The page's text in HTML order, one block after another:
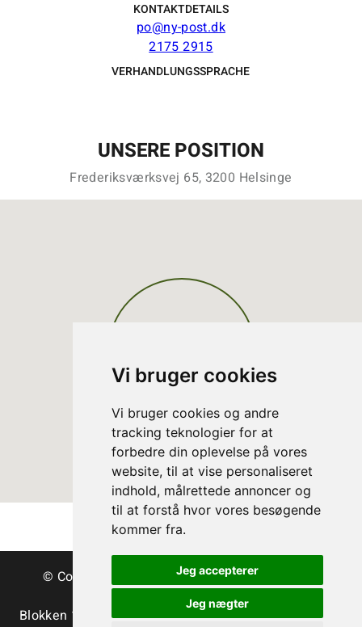
Vi bruger cookies
Vi bruger cookies og andre
tracking teknologier for at
forbedre din oplevelse på vores
website, til at vise personaliseret
indhold, målrettede annoncer og
til at forstå hvor vores besøgende
kommer fra.
Jeg accepterer
Jeg nægter
KONTAKTDETAILS
po@ny-post.dk
2175 2915
VERHANDLUNGSSPRACHE
UNSERE POSITION
Frederiksværksvej 65, 3200 Helsinge
© Copyright Dänische Christbäume - Bäume &
Schnittgrün
Blokken 15 | DK-3460 Birkerød | Tlf.:+45 45 35 24 12